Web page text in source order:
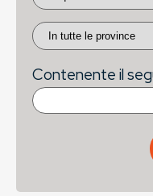
Contenente il